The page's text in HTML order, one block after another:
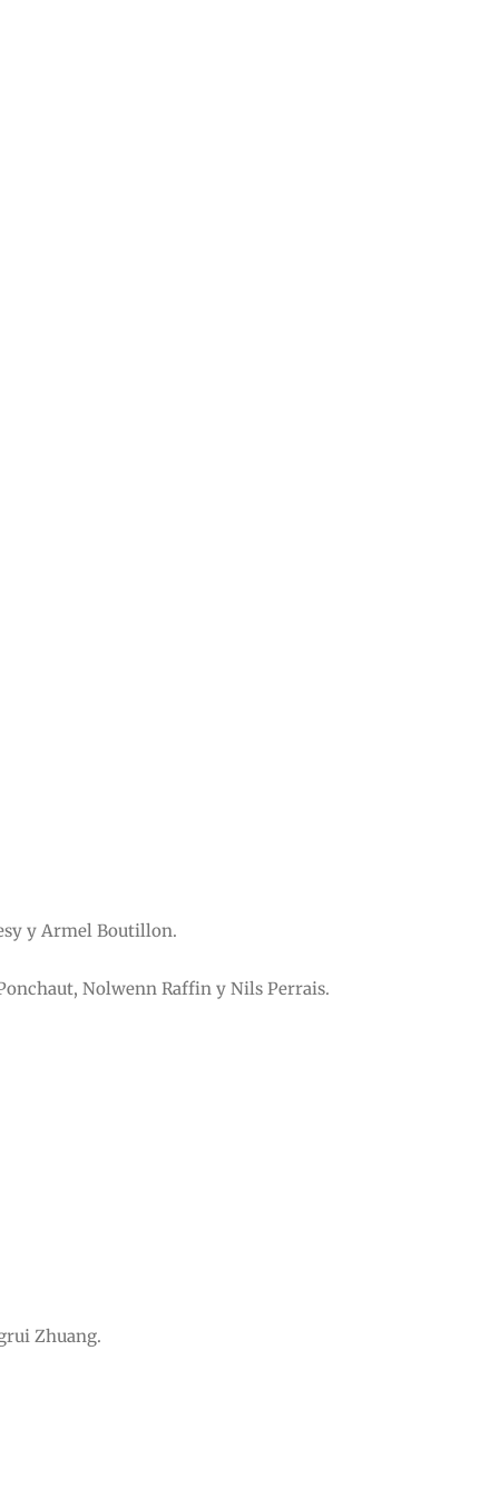
y Armel Boutillon.
Nolwenn Raffin y Nils Perrais.
Zhuang.